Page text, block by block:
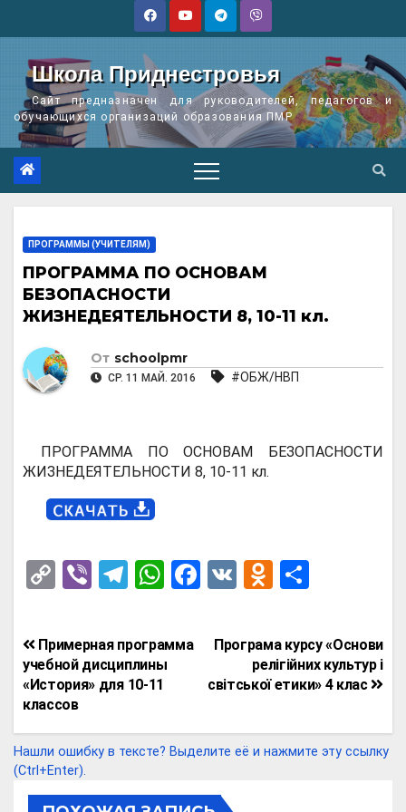
Школа Приднестровья
Сайт предназначен для руководителей, педагогов и
обучающихся организаций образования ПМР
ПРОГРАММЫ (УЧИТЕЛЯМ)
ПРОГРАММА ПО ОСНОВАМ
БЕЗОПАСНОСТИ
ЖИЗНЕДЕЯТЕЛЬНОСТИ 8, 10-11 кл.
От schoolpmr
СР. 11 МАЙ. 2016 #ОБЖ/НВП
ПРОГРАММА ПО ОСНОВАМ БЕЗОПАСНОСТИ
ЖИЗНЕДЕЯТЕЛЬНОСТИ 8, 10-11 кл.
C
py
Li
n
k
Vi
er
T
e
gr
a
W
at
s
p
F
ce
o
k
V
O
n
o
kl
ss
п
р
а
и
Навигация
по
записям
Програма курсу «Основи
релігійних культур і
світської етики» 4 клас
Примерная программа
учебной дисциплины
«История» для 10-11
классов
Нашли ошибку в тексте? Выделите её и нажмите эту ссылку
(Ctrl+Enter).